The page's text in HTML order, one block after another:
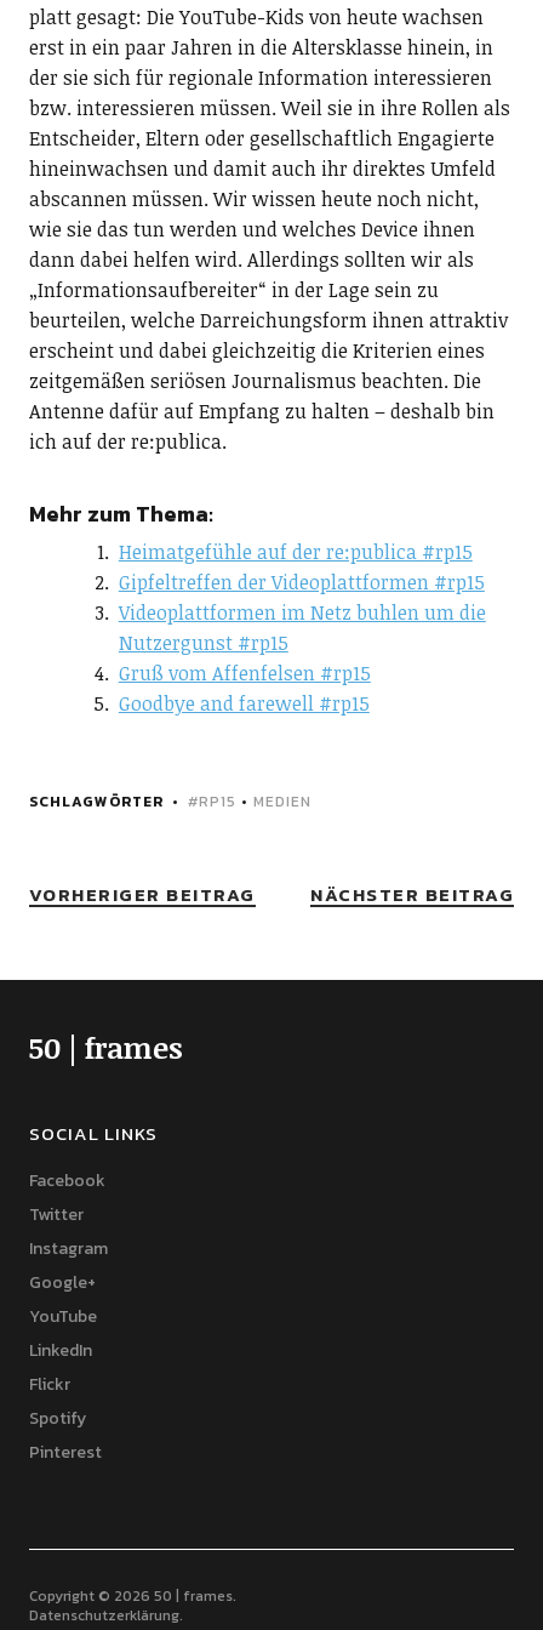
platt gesagt: Die YouTube-Kids von heute wachsen
erst in ein paar Jahren in die Altersklasse hinein, in
der sie sich für regionale Information interessieren
bzw. interessieren müssen. Weil sie in ihre Rollen als
Entscheider, Eltern oder gesellschaftlich Engagierte
hineinwachsen und damit auch ihr direktes Umfeld
abscannen müssen. Wir wissen heute noch nicht,
wie sie das tun werden und welches Device ihnen
dann dabei helfen wird. Allerdings sollten wir als
„Informationsaufbereiter“ in der Lage sein zu
beurteilen, welche Darreichungsform ihnen attraktiv
erscheint und dabei gleichzeitig die Kriterien eines
zeitgemäßen seriösen Journalismus beachten. Die
Antenne dafür auf Empfang zu halten – deshalb bin
ich auf der re:publica.
Mehr zum Thema:
Heimatgefühle auf der re:publica #rp15
Gipfeltreffen der Videoplattformen #rp15
Videoplattformen im Netz buhlen um die
Nutzergunst #rp15
Gruß vom Affenfelsen #rp15
Goodbye and farewell #rp15
SCHLAGWÖRTER #RP15 • MEDIEN
VORHERIGER BEITRAG NÄCHSTER BEITRAG
50 | frames
SOCIAL LINKS
Facebook
Twitter
Instagram
Google+
YouTube
LinkedIn
Flickr
Spotify
Pinterest
Copyright © 2026 50 | frames
Datenschutzerklärung